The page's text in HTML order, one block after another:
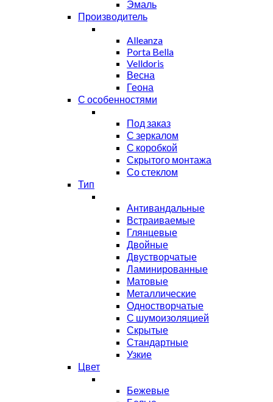
Эмаль
Производитель
Alleanza
Porta Bella
Velldoris
Весна
Геона
С особенностями
Под заказ
С зеркалом
С коробкой
Скрытого монтажа
Со стеклом
Тип
Антивандальные
Встраиваемые
Глянцевые
Двойные
Двустворчатые
Ламинированные
Матовые
Металлические
Одностворчатые
С шумоизоляцией
Скрытые
Стандартные
Узкие
Цвет
Бежевые